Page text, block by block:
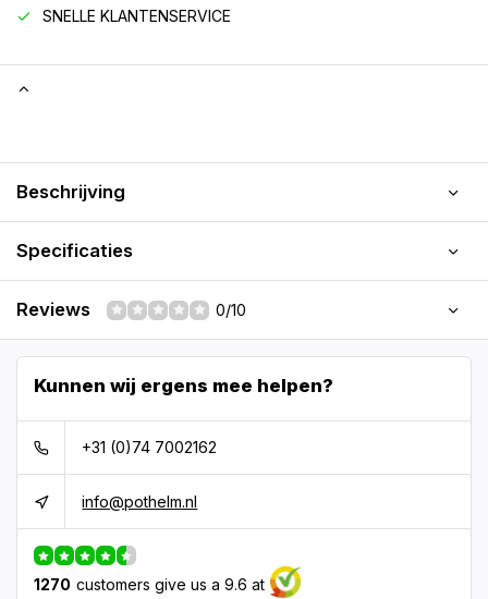
SNELLE KLANTENSERVICE
Beschrijving
Specificaties
Reviews 0/10
Kunnen wij ergens mee helpen?
+31 (0)74 7002162
info@pothelm.nl
1270 customers give us a 9.6 at